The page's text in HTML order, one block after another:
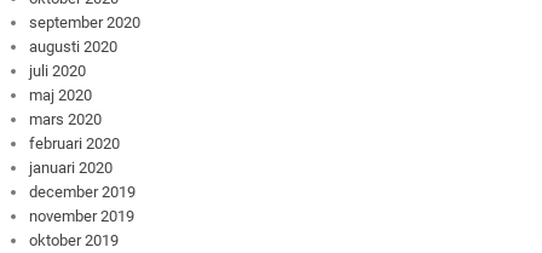
september 2020
augusti 2020
juli 2020
maj 2020
mars 2020
februari 2020
januari 2020
december 2019
november 2019
oktober 2019